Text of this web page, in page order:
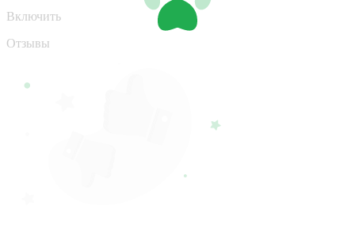
Включить
Отзывы